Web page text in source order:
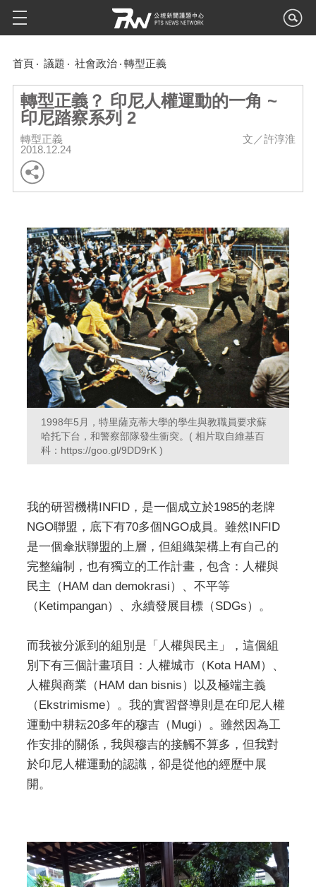
首頁 議題 社會政治 轉型正義
轉型正義？ 印尼人權運動的一角 ~
印尼踏察系列 2
轉型正義
2018.12.24
文／許淳淮
1998年5月，特里薩克蒂大學的學生與教職員要求蘇
哈托下台，和警察部隊發生衝突。( 相片取自維基百
科：https://goo.gl/9DD9rK )
我的研習機構INFID，是一個成立於1985的老牌
NGO聯盟，底下有70多個NGO成員。雖然INFID
是一個傘狀聯盟的上層，但組織架構上有自己的
完整編制，也有獨立的工作計畫，包含：人權與
民主（HAM dan demokrasi）、不平等
（Ketimpangan）、永續發展目標（SDGs）。
而我被分派到的組別是「人權與民主」，這個組
別下有三個計畫項目：人權城市（Kota HAM）、
人權與商業（HAM dan bisnis）以及極端主義
（Ekstrimisme）。我的實習督導則是在印尼人權
運動中耕耘20多年的穆吉（Mugi）。雖然因為工
作安排的關係，我與穆吉的接觸不算多，但我對
於印尼人權運動的認識，卻是從他的經歷中展
開。